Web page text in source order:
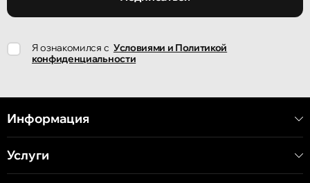
улица Ион Крянгэ, 78
Кишинёв
Хынчештское шоссе, 60/4
Я ознакомился с Условиями и Политикой
конфиденциальности
Информация
Услуги